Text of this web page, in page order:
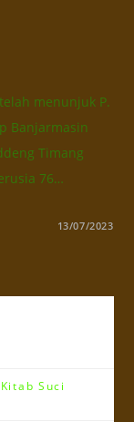
menunjuk P.
Banjarmasin
Timang
76…
13/07/2023
Suci